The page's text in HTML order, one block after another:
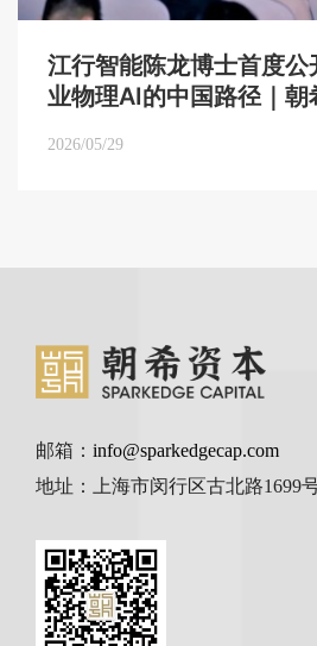
江行智能陈龙博士首度
业物理AI的中国路径｜朝
2026/05/29
邮箱： info@sparkedgecap.com
地址：上海市闵行区古北路1699